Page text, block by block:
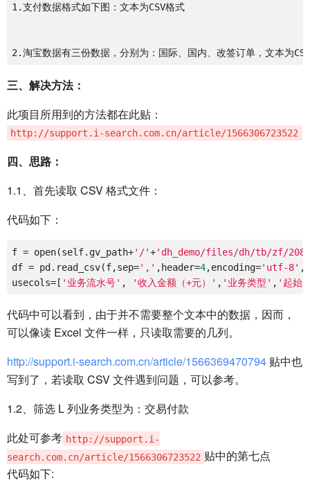
1.支付数据格式如下图：文本为CSV格式
三、解决方法：
此项目所用到的方法都在此贴：
http://support.i-search.com.cn/article/1566306723522
四、思路：
1.1、首先读取 CSV 格式文件：
代码如下：
f = open(self.gv_path+'/'+'dh_demo/files/dh/tb/zf/
df = pd.read_csv(f,sep=',' ,header=4,encoding='utf-8'
usecols=[ '业务流水号' , '收入金额（+元）' , '业务类型' , '起始
代码中可以看到，由于并不需要整个文本中的数据，因而，
可以像读 Excel 文件一样，只读取需要的几列。
http://support.i-search.com.cn/article/1566369470794 贴中也
写到了，若读取 CSV 文件遇到问题，可以参考。
1.2、筛选 L 列业务类型为：交易付款
此处可参考 http://support.i-
search.com.cn/article/1566306723522 贴中的第七点
代码如下: